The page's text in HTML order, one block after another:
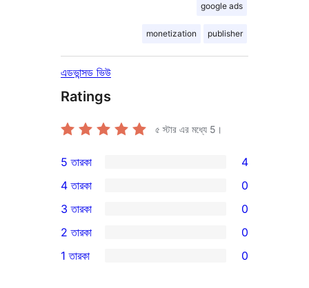
google ads
monetization publisher
এডভান্সড ভিউ
Ratings
৫ স্টার এর মধ্যে 5 ।
4টি
5-
স্টার
রিভিউ
5 তারকা 4
4-
স্টার
রিভিউ
4 তারকা 0
0টি
3-
স্টার
3 তারকা 0
2-
2 তারকা 0
1 তারকা 0